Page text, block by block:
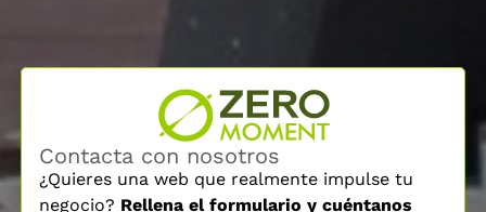
Contacta con nosotros
¿Quieres una web que realmente impulse tu
negocio? Rellena el formulario y cuéntanos